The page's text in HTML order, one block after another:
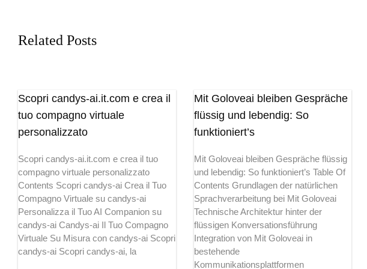
Related Posts
Scopri candys-ai.it.com e crea il
tuo compagno virtuale
personalizzato
Scopri candys-ai.it.com e crea il tuo
compagno virtuale personalizzato
Contents Scopri candys-ai Crea il Tuo
Compagno Virtuale su candys-ai
Personalizza il Tuo AI Companion su
candys-ai Candys-ai Il Tuo Compagno
Virtuale Su Misura con candys-ai Scopri
candys-ai Scopri candys-ai, la
Mit Goloveai bleiben Gespräche
flüssig und lebendig: So
funktioniert’s
Mit Goloveai bleiben Gespräche flüssig
und lebendig: So funktioniert’s Table Of
Contents Grundlagen der natürlichen
Sprachverarbeitung bei Mit Goloveai
Technische Architektur hinter der
flüssigen Konversationsführung
Integration von Mit Goloveai in
bestehende
Kommunikationsplattformen